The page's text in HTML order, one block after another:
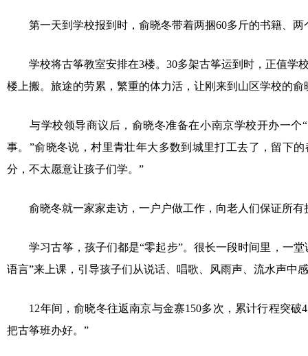
第一天到学校报到时，俞晓冬带着两捆60多斤的书籍、两
学校将古筝教室安排在3楼。30多架古筝运到时，正值学
楼上搬。旅途的劳累，繁重的体力活，让刚来到山区学校的
与学校领导商议后，俞晓冬准备在小南京学校开办一个“
事。”俞晓冬说，村里青壮年大多数到城里打工去了，留下
分，不太愿意让孩子们学。”
俞晓冬就一家家走访，一户户做工作，向老人们保证所有
学习古筝，孩子们都是“零起步”。很长一段时间里，一堂
语言”来上课，引导孩子们从说话、唱歌、风雨声、流水声中
12年间，俞晓冬往返南京与金寨150多次，累计行程突破
把古筝班办好。”